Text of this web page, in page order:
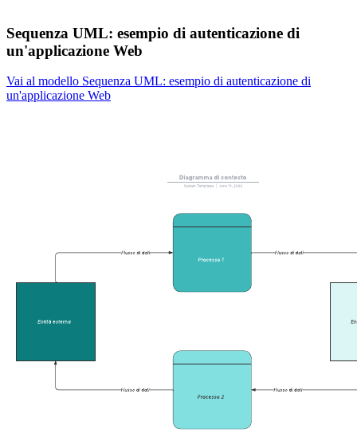
Sequenza UML: esempio di autenticazione di
un'applicazione Web
Vai al modello Sequenza UML: esempio di autenticazione di
un'applicazione Web